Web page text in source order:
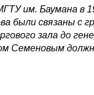
им. Баумана в
были связаны с
зала до
Семеновым